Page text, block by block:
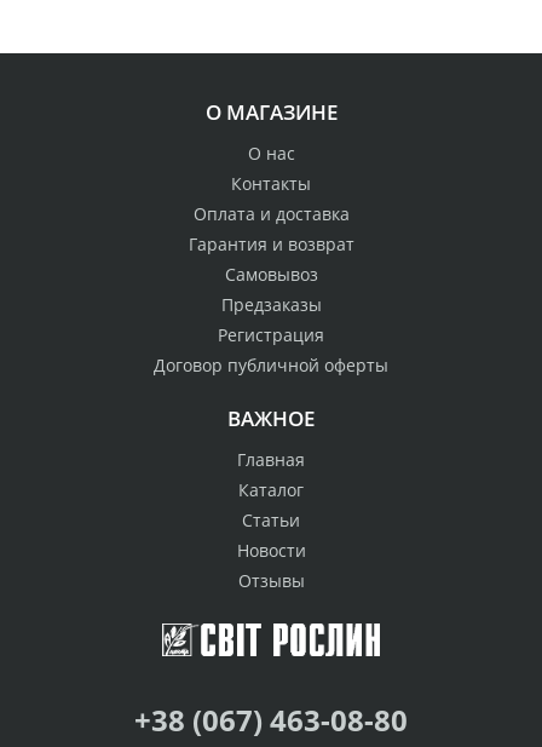
О МАГАЗИНЕ
О нас
Контакты
Оплата и доставка
Гарантия и возврат
Самовывоз
Предзаказы
Регистрация
Договор публичной оферты
ВАЖНОЕ
Главная
Каталог
Статьи
Новости
Отзывы
+38 (067) 463-08-80